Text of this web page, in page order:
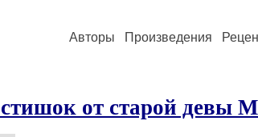
Авторы Произведения
от старой девы